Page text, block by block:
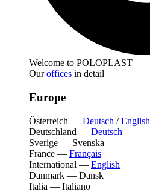
Welcome to POLOPLAST
Ouroffices in detail
Europe
Österreich — Deutsch /English
Deutschland — Deutsch
Sverige — Svenska
France — Français
International — English
Danmark — Dansk
Italia — Italiano